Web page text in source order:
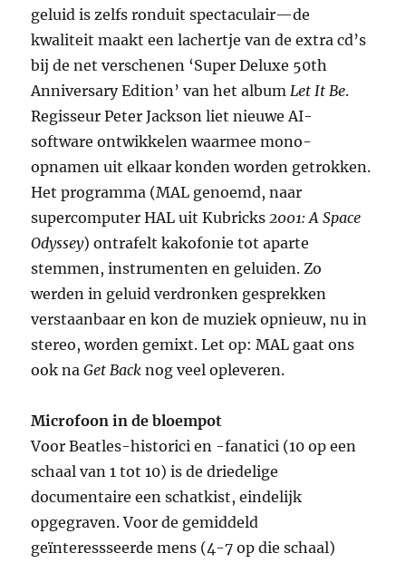
geluid is zelfs ronduit spectaculair—de
kwaliteit maakt een lachertje van de extra cd’s
bij de net verschenen ‘Super Deluxe 50th
Anniversary Edition’ van het albumLet It Be.
Regisseur Peter Jackson liet nieuwe AI-
software ontwikkelen waarmee mono-
opnamen uit elkaar konden worden getrokken.
Het programma (MAL genoemd, naar
supercomputer HAL uit Kubricks2001: A Space
Odyssey) ontrafelt kakofonie tot aparte
stemmen, instrumenten en geluiden. Zo
werden in geluid verdronken gesprekken
verstaanbaar en kon de muziek opnieuw, nu in
stereo, worden gemixt. Let op: MAL gaat ons
ook naGet Back nog veel opleveren.
Microfoon in de bloempot
Voor Beatles-historici en -fanatici (10 op een
schaal van 1 tot 10) is de driedelige
documentaire een schatkist, eindelijk
opgegraven. Voor de gemiddeld
geïnteressseerde mens (4-7 op die schaal)